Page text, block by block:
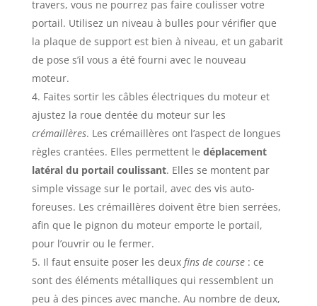
travers, vous ne pourrez pas faire coulisser votre
portail. Utilisez un niveau à bulles pour vérifier que
la plaque de support est bien à niveau, et un gabarit
de pose s’il vous a été fourni avec le nouveau
moteur.
Faites sortir les câbles électriques du moteur et
ajustez la roue dentée du moteur sur les
crémaillères. Les crémaillères ont l’aspect de longues
règles crantées. Elles permettent le déplacement
latéral du portail coulissant. Elles se montent par
simple vissage sur le portail, avec des vis auto-
foreuses. Les crémaillères doivent être bien serrées,
afin que le pignon du moteur emporte le portail,
pour l’ouvrir ou le fermer.
Il faut ensuite poser les deux fins de course: ce
sont des éléments métalliques qui ressemblent un
peu à des pinces avec manche. Au nombre de deux,